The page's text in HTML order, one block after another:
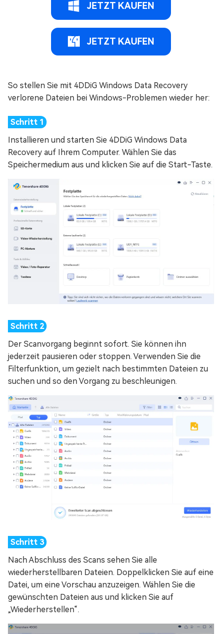
JETZT KAUFEN
JETZT KAUFEN
So stellen Sie mit 4DDiG Windows Data Recovery
verlorene Dateien bei Windows-Problemen wieder her:
Installieren und starten Sie 4DDiG Windows Data
Recovery auf Ihrem Computer. Wählen Sie das
Speichermedium aus und klicken Sie auf die Start-Taste.
Der Scanvorgang beginnt sofort. Sie können ihn
jederzeit pausieren oder stoppen. Verwenden Sie die
Filterfunktion, um gezielt nach bestimmten Dateien zu
suchen und so den Vorgang zu beschleunigen.
Nach Abschluss des Scans sehen Sie alle
wiederherstellbaren Dateien. Doppelklicken Sie auf eine
Datei, um eine Vorschau anzuzeigen. Wählen Sie die
gewünschten Dateien aus und klicken Sie auf
„Wiederherstellen“.